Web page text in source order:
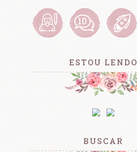
ESTOU LENDO
BUSCAR